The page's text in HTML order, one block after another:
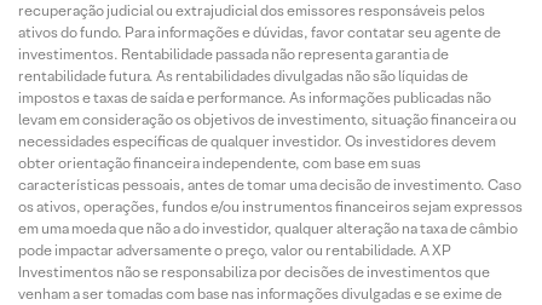
recuperação judicial ou extrajudicial dos emissores responsáveis pelos
ativos do fundo. Para informações e dúvidas, favor contatar seu agente de
investimentos. Rentabilidade passada não representa garantia de
rentabilidade futura. As rentabilidades divulgadas não são líquidas de
impostos e taxas de saída e performance. As informações publicadas não
levam em consideração os objetivos de investimento, situação financeira ou
necessidades específicas de qualquer investidor. Os investidores devem
obter orientação financeira independente, com base em suas
características pessoais, antes de tomar uma decisão de investimento. Caso
os ativos, operações, fundos e/ou instrumentos financeiros sejam expressos
em uma moeda que não a do investidor, qualquer alteração na taxa de câmbio
pode impactar adversamente o preço, valor ou rentabilidade. A XP
Investimentos não se responsabiliza por decisões de investimentos que
venham a ser tomadas com base nas informações divulgadas e se exime de